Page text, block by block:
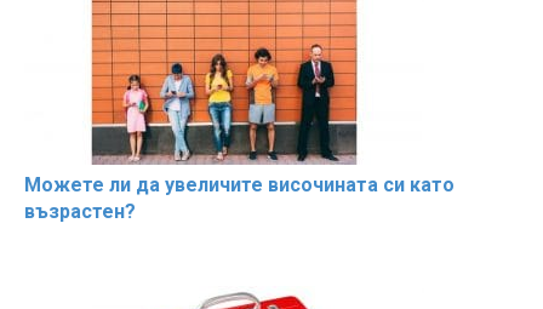
Можете ли да увеличите височината си като
възрастен?